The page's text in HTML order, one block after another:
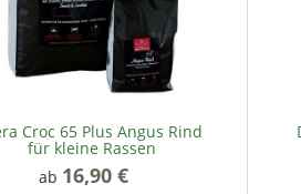
Croc 65 Plus Angus Rind
für kleine Rassen
ab 16,90 €